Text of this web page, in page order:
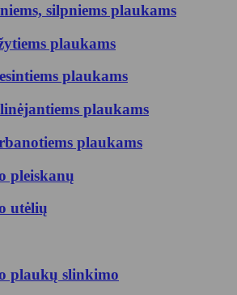
silpniems plaukams
plaukams
plaukams
plaukams
plaukams
pleiskanų
utėlių
plaukų slinkimo